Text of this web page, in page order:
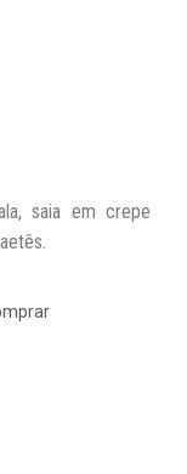
saia em crepe